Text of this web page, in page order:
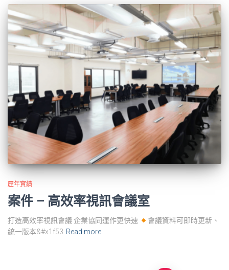
歷年實績
案件 – 高效率視訊會議室
打造高效率視訊會議 企業協同運作更快速
會議資料可即時更新、
統一版本&#x1f53 Read more